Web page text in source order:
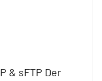
& sFTP Der